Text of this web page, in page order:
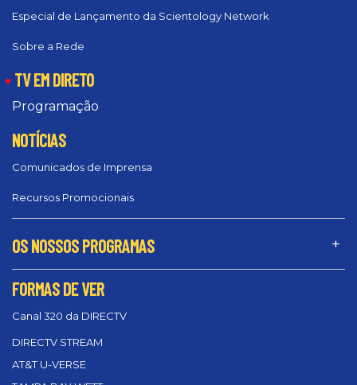
Especial de Lançamento da Scientology Network
Sobre a Rede
TV EM DIRETO
Programação
NOTÍCIAS
Comunicados de Imprensa
Recursos Promocionais
OS NOSSOS PROGRAMAS
FORMAS DE VER
Canal 320 da DIRECTV
DIRECTV STREAM
AT&T U-VERSE